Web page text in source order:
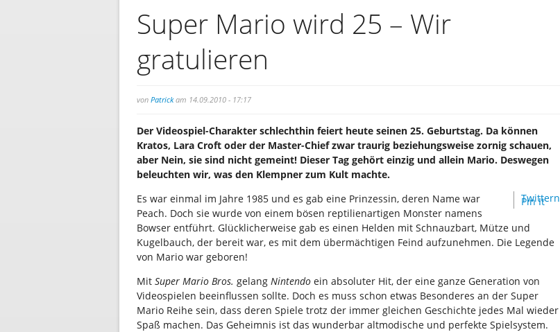
Super Mario wird 25 – Wir
gratulieren
von Patrickam 14.09.2010 - 17:17
Der Videospiel-Charakter schlechthin feiert heute seinen 25. Geburtstag. Da können
Kratos, Lara Croft oder der Master-Chief zwar traurig beziehungsweise zornig schauen,
aber Nein, sie sind nicht gemeint! Dieser Tag gehört einzig und allein Mario. Deswegen
beleuchten wir, was den Klempner zum Kult machte.
Twittern
Pin It
Es war einmal im Jahre 1985 und es gab eine Prinzessin, deren Name war
Peach. Doch sie wurde von einem bösen reptilienartigen Monster namens
Bowser entführt. Glücklicherweise gab es einen Helden mit Schnauzbart, Mütze und
Kugelbauch, der bereit war, es mit dem übermächtigen Feind aufzunehmen. Die Legende
von Mario war geboren!
Mit Super Mario Bros. gelang Nintendo ein absoluter Hit, der eine ganze Generation von
Videospielen beeinflussen sollte. Doch es muss schon etwas Besonderes an der Super
Mario Reihe sein, dass deren Spiele trotz der immer gleichen Geschichte jedes Mal wieder
Spaß machen. Das Geheimnis ist das wunderbar altmodische und perfekte Spielsystem.